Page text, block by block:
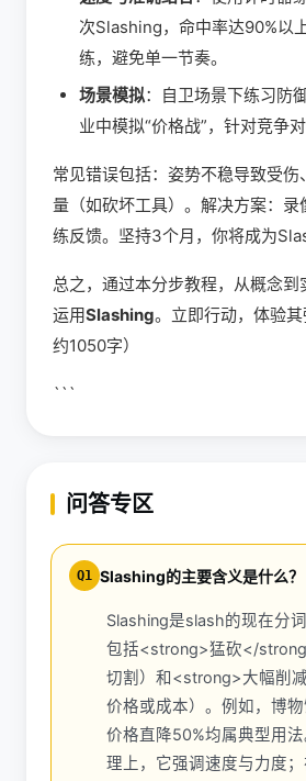
次Slashing，命中率达90%以
练，避免单一节奏。
场景模拟：自卫场景下练习防
业中模拟“价格战”，针对竞争
常见错误包括：姿势不稳导致受
量（如砍坏工具）。解决方案：录
练反馈。坚持3个月，你将成为
总之，通过本分步教程，从概念到
运用Slashing。立即行动，体验
约1050字）
```
问答专区
Q1 Slashing的主要含义是什么？
Slashing是slash的现在分
包括<strong>猛砍</
切割）和<strong>大幅削
价格或成本）。例如，博
价格直降50%均属典型用
理上，它强调速度与力度